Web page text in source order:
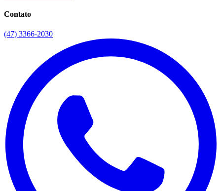
Contato
(47) 3366-2030